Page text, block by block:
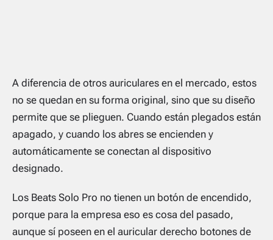
A diferencia de otros auriculares en el mercado, estos
no se quedan en su forma original, sino que su diseño
permite que se plieguen. Cuando están plegados están
apagado, y cuando los abres se encienden y
automáticamente se conectan al dispositivo
designado.
Los Beats Solo Pro no tienen un botón de encendido,
porque para la empresa eso es cosa del pasado,
aunque sí poseen en el auricular derecho botones de